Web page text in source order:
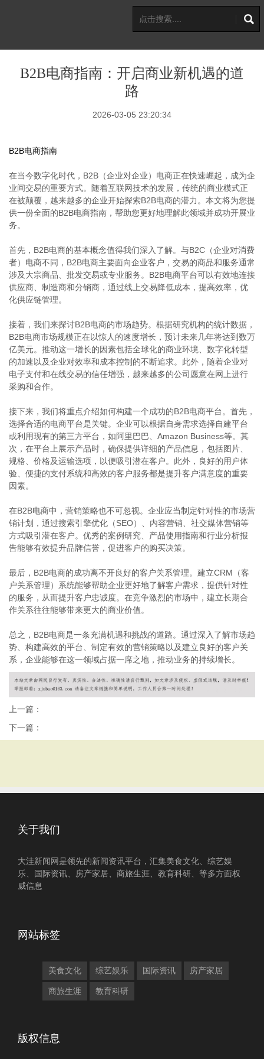
B2B电商指南：开启商业新机遇的道
路
2026-03-05 23:20:34
B2B电商指南
在当今数字化时代，B2B（企业对企业）电商正在快速崛起，成为企
业间交易的重要方式。随着互联网技术的发展，传统的商业模式正
在被颠覆，越来越多的企业开始探索B2B电商的潜力。本文将为您提
供一份全面的B2B电商指南，帮助您更好地理解此领域并成功开展业
务。
首先，B2B电商的基本概念值得我们深入了解。与B2C（企业对消费
者）电商不同，B2B电商主要面向企业客户，交易的商品和服务通常
涉及大宗商品、批发交易或专业服务。B2B电商平台可以有效地连接
供应商、制造商和分销商，通过线上交易降低成本，提高效率，优
化供应链管理。
接着，我们来探讨B2B电商的市场趋势。根据研究机构的统计数据，
B2B电商市场规模正在以惊人的速度增长，预计未来几年将达到数万
亿美元。推动这一增长的因素包括全球化的商业环境、数字化转型
的加速以及企业对效率和成本控制的不断追求。此外，随着企业对
电子支付和在线交易的信任增强，越来越多的公司愿意在网上进行
采购和合作。
接下来，我们将重点介绍如何构建一个成功的B2B电商平台。首先，
选择合适的电商平台是关键。企业可以根据自身需求选择自建平台
或利用现有的第三方平台，如阿里巴巴、Amazon Business等。其
次，在平台上展示产品时，确保提供详细的产品信息，包括图片、
规格、价格及运输选项，以便吸引潜在客户。此外，良好的用户体
验、便捷的支付系统和高效的客户服务都是提升客户满意度的重要
因素。
在B2B电商中，营销策略也不可忽视。企业应当制定针对性的市场营
销计划，通过搜索引擎优化（SEO）、内容营销、社交媒体营销等
方式吸引潜在客户。优秀的案例研究、产品使用指南和行业分析报
告能够有效提升品牌信誉，促进客户的购买决策。
最后，B2B电商的成功离不开良好的客户关系管理。建立CRM（客
户关系管理）系统能够帮助企业更好地了解客户需求，提供针对性
的服务，从而提升客户忠诚度。在竞争激烈的市场中，建立长期合
作关系往往能够带来更大的商业价值。
总之，B2B电商是一条充满机遇和挑战的道路。通过深入了解市场趋
势、构建高效的平台、制定有效的营销策略以及建立良好的客户关
系，企业能够在这一领域占据一席之地，推动业务的持续增长。
上一篇：
下一篇：
关于我们
大洼新闻网是领先的新闻资讯平台，汇集美食文化、综艺娱
乐、国际资讯、房产家居、商旅生涯、教育科研、等多方面权
威信息
网站标签
美食文化 综艺娱乐 国际资讯 房产家居
商旅生涯 教育科研
版权信息